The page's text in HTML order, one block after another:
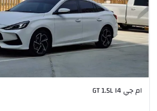
ام جي GT 1.5L I4